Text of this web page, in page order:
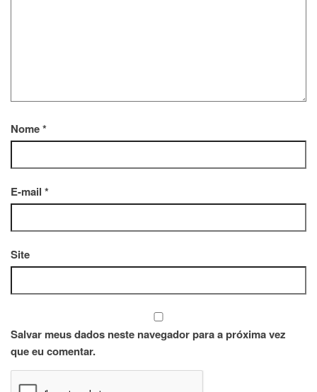
Nome*
E-mail *
Site
Salvar meus dados neste navegador para a próxima vez
que eu comentar.